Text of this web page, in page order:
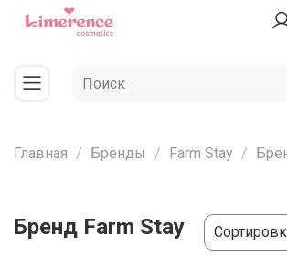
Главная Бренды Farm Stay
Бренд Farm Stay